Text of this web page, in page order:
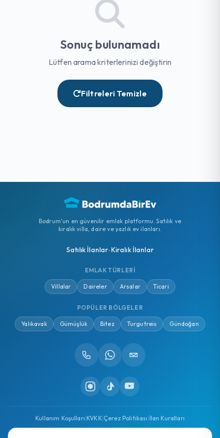
Sonuç bulunamadı
Lütfen arama kriterlerinizi değiştirin
Filtreleri Temizle
Bodrum'un en güvenilir emlak platformu. Satılık ve
kiralık villa, daire ve yazlık ev ilanları.
Satılık İlanlar•Kiralık İlanlar
EMLAK TÜRLERI
Villalar Daireler Arsalar Ticari
POPÜLER BÖLGELER
Yalıkavak Gümüşlük Bitez Turgutreis Gündoğan
Kullanım Koşulları|KVKK|Çerez Politikası |İlan Kuralları
© 2026 BodrumdaBirEv.com | Bodrum Satılık ve Kiralık Ev, Villa, Emlak